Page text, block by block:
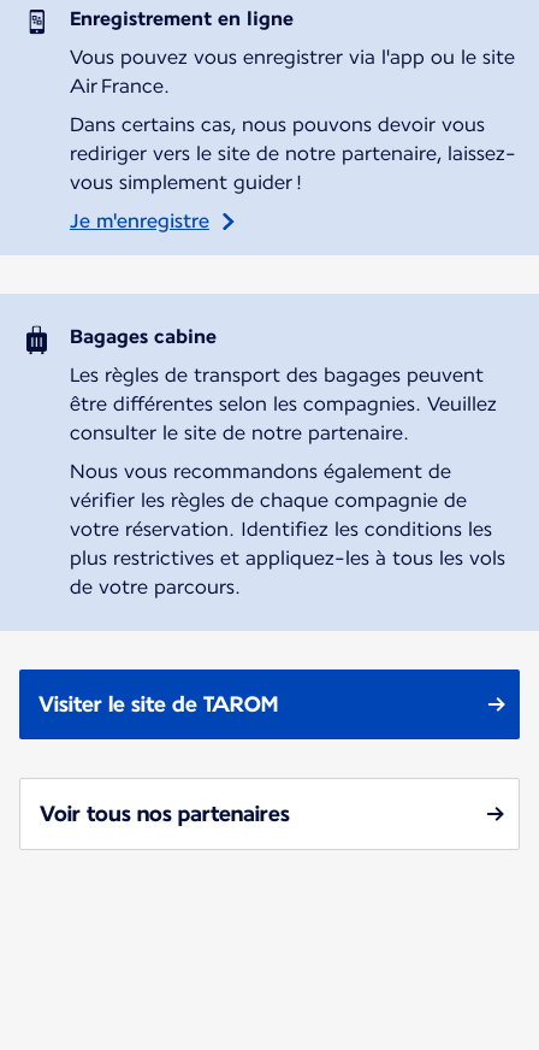
Enregistrement en ligne
Vous pouvez vous enregistrer via l'app ou le site
Air France.
Dans certains cas, nous pouvons devoir vous
rediriger vers le site de notre partenaire, laissez-
vous simplement guider !
Je m'enregistre
Bagages cabine
Les règles de transport des bagages peuvent
être différentes selon les compagnies. Veuillez
consulter le site de notre partenaire.
Nous vous recommandons également de
vérifier les règles de chaque compagnie de
votre réservation. Identifiez les conditions les
plus restrictives et appliquez-les à tous les vols
de votre parcours.
Visiter le site de TAROM
Voir tous nos partenaires